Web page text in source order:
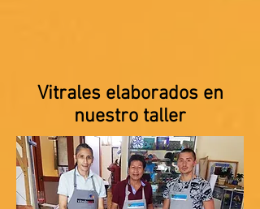
Vitrales elaborados en
nuestro taller